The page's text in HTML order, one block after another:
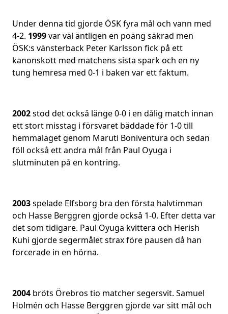
Under denna tid gjorde ÖSK fyra mål och vann med
4-2. 1999var väl äntligen en poäng säkrad men
ÖSK:s vänsterback Peter Karlsson fick på ett
kanonskott med matchens sista spark och en ny
tung hemresa med 0-1 i baken var ett faktum.
2002stod det också länge 0-0 i en dålig match innan
ett stort misstag i försvaret bäddade för 1-0 till
hemmalaget genom Maruti Boniventura och sedan
föll också ett andra mål från Paul Oyuga i
slutminuten på en kontring.
2003spelade Elfsborg bra den första halvtimman
och Hasse Berggren gjorde också 1-0. Efter detta var
det som tidigare. Paul Oyuga kvittera och Herish
Kuhi gjorde segermålet strax före pausen då han
forcerade in en hörna.
2004 bröts Örebros tio matcher segersvit. Samuel
Holmén och Hasse Berggren gjorde var sitt mål och